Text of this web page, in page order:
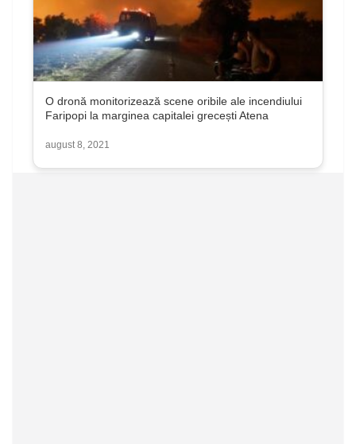
O dronă monitorizează scene oribile ale incendiului
Faripopi la marginea capitalei grecești Atena
august 8, 2021